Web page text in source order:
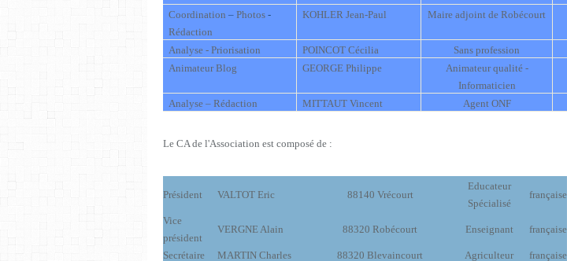
Coordination– Photos-
Rédaction
KOHLER Jean-Paul Maire adjoint de Robécourt
Analyse - Priorisation POINCOT Cécilia Sans profession
Animateur Blog
GEORGE Philippe
Animateur qualité -
Informaticien
Analyse – Rédaction MITTAUT Vincent Agent ONF
Le CA de l'Association est composé de :
Président VALTOT Eric 88140 Vrécourt
Educateur
Spécialisé
française
Vice
président
VERGNE Alain 88320 Robécourt Enseignant française
Secrétaire MARTIN Charles 88320 Blevaincourt Agriculteur
française